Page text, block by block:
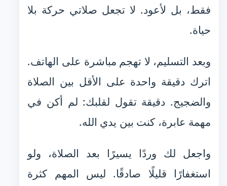
فقط، بل لأعود. لا تجعل صلاتي حركة بلا
حياة.
وبعد التسليم، لا تهجم مباشرة على الهاتف.
اترك دقيقة واحدة على الأقل بين الصلاة
والضجيج. دقيقة تقول لقلبك: لم أكن في
مهمة عابرة، كنت بين يدي الله.
واجعل لك وردًا يسيرًا بعد الصلاة، ولو
استغفارًا قليلًا صادقًا. ليس المهم كثرة